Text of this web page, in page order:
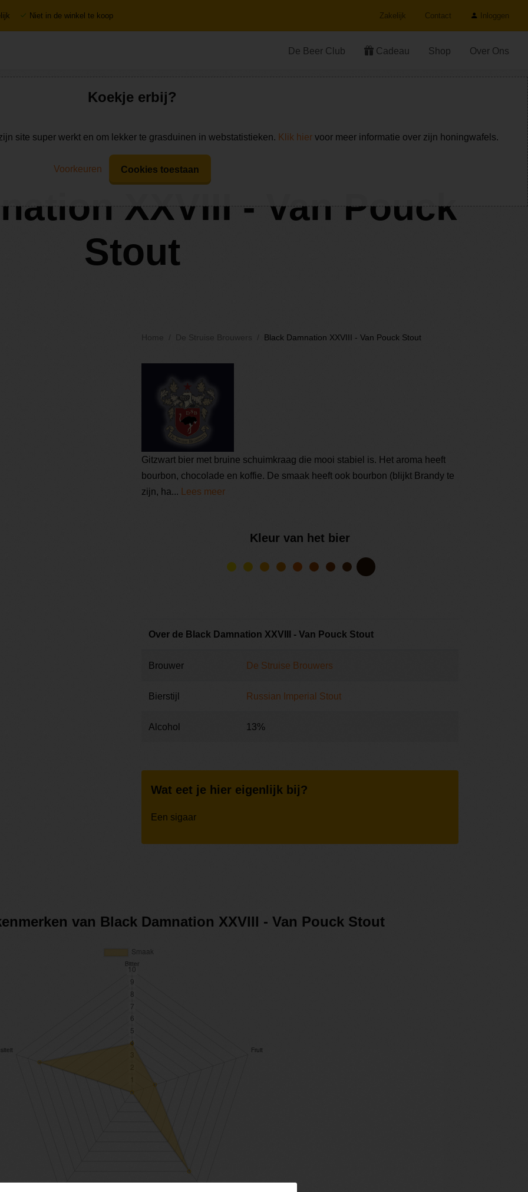
Niet in de winkel te koop Zakelijk Contact Inloggen
De Beer Club Cadeau Shop Over Ons
XXVIII - Van Pouck
Stout
Home De Struise Brouwers Black Damnation XXVIII - Van Pouck Stout
Gitzwart bier met bruine schuimkraag die mooi stabiel is. Het aroma heeft
bourbon, chocolade en koffie. De smaak heeft ook bourbon (blijkt Brandy te
zijn, ha... Lees meer
Kleur van het bier
Over de Black Damnation XXVIII - Van Pouck Stout
Brouwer De Struise Brouwers
Bierstijl Russian Imperial Stout
Alcohol 13%
Wat eet je hier eigenlijk bij?
Een sigaar
van Black Damnation XXVIII - Van Pouck Stout
Koekje erbij?
site super werkt en om lekker te grasduinen in webstatistieken. Klik hier voor meer informatie over zijn honingwafels.
Voorkeuren Cookies toestaan